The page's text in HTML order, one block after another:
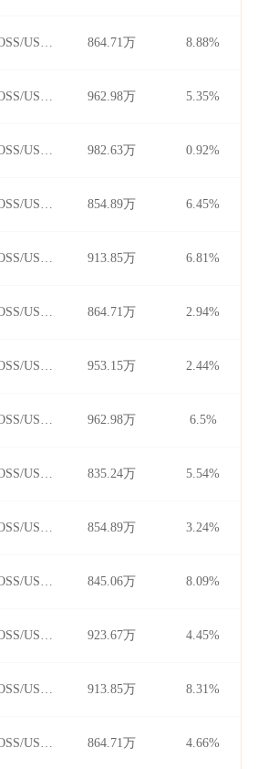
864.71万 8.88%
962.98万 5.35%
982.63万 0.92%
854.89万 6.45%
913.85万 6.81%
864.71万 2.94%
953.15万 2.44%
962.98万 6.5%
835.24万 5.54%
854.89万 3.24%
845.06万 8.09%
923.67万 4.45%
913.85万 8.31%
864.71万 4.66%